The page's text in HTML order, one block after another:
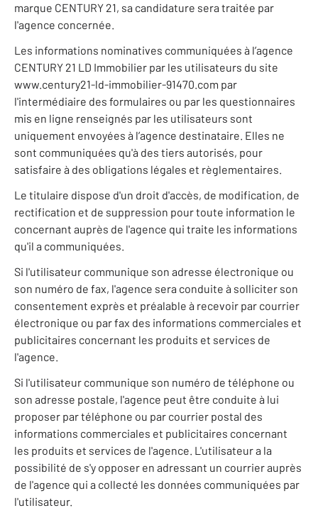
marque CENTURY 21, sa candidature sera traitée par
l'agence concernée.
Les informations nominatives communiquées à l’agence
CENTURY 21 LD Immobilier par les utilisateurs du site
www.century21-ld-immobilier-91470.com par
l'intermédiaire des formulaires ou par les questionnaires
mis en ligne renseignés par les utilisateurs sont
uniquement envoyées à l’agence destinataire. Elles ne
sont communiquées qu'à des tiers autorisés, pour
satisfaire à des obligations légales et règlementaires.
Le titulaire dispose d'un droit d'accès, de modification, de
rectification et de suppression pour toute information le
concernant auprès de l'agence qui traite les informations
qu'il a communiquées.
Si l'utilisateur communique son adresse électronique ou
son numéro de fax, l'agence sera conduite à solliciter son
consentement exprès et préalable à recevoir par courrier
électronique ou par fax des informations commerciales et
publicitaires concernant les produits et services de
l'agence.
Si l'utilisateur communique son numéro de téléphone ou
son adresse postale, l'agence peut être conduite à lui
proposer par téléphone ou par courrier postal des
informations commerciales et publicitaires concernant
les produits et services de l'agence. L'utilisateur a la
possibilité de s'y opposer en adressant un courrier auprès
de l'agence qui a collecté les données communiquées par
l'utilisateur.